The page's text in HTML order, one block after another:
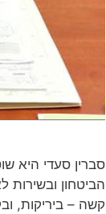
סברין סעדי היא
הביטחון ובשירות
קשה – ביריקות,